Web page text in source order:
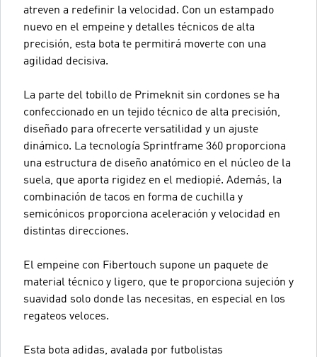
atreven a redefinir la velocidad. Con un estampado
nuevo en el empeine y detalles técnicos de alta
precisión, esta bota te permitirá moverte con una
agilidad decisiva.
La parte del tobillo de Primeknit sin cordones se ha
confeccionado en un tejido técnico de alta precisión,
diseñado para ofrecerte versatilidad y un ajuste
dinámico. La tecnología Sprintframe 360 proporciona
una estructura de diseño anatómico en el núcleo de la
suela, que aporta rigidez en el mediopié. Además, la
combinación de tacos en forma de cuchilla y
semicónicos proporciona aceleración y velocidad en
distintas direcciones.
El empeine con Fibertouch supone un paquete de
material técnico y ligero, que te proporciona sujeción y
suavidad solo donde las necesitas, en especial en los
regateos veloces.
Esta bota adidas, avalada por futbolistas